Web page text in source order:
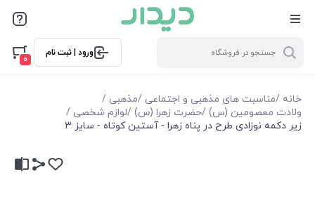
ورود | ثبت نام
0
خانه /مناسبت های مذهبی و اجتماعی /مذهبی /
ولادت معصومین (س) /حضرت زهرا (س) /لوازم شخصی /
زیر دکمه نوزادی طرح در پناه زهرا - آستین کوتاه - سایز 3